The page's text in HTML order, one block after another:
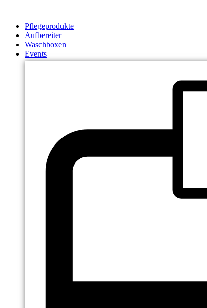
springenPflegeprodukte
Aufbereiter
Waschboxen
Events